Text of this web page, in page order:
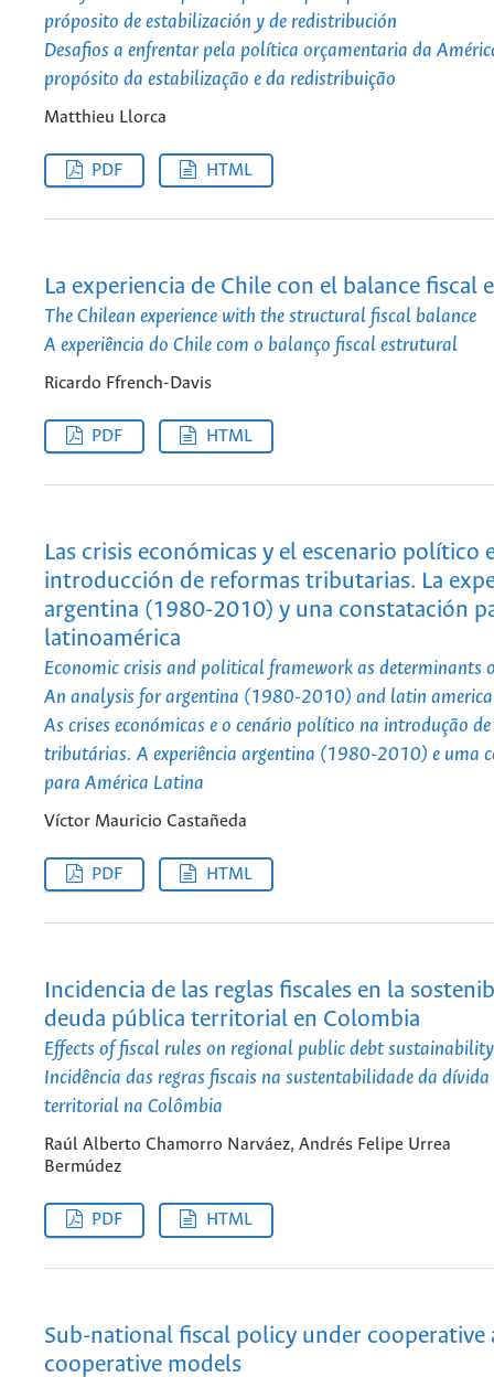
próposito de estabilización y de redistribución
Desafios a enfrentar pela política orçamentaria da
propósito da estabilização e da redistribuição
Matthieu Llorca
PDF HTML
La experiencia de Chile con el balance fiscal
The Chilean experience with the structural fiscal balance
A experiência do Chile com o balanço fiscal estrutural
Ricardo Ffrench-Davis
PDF HTML
Las crisis económicas y el escenario político
introducción de reformas tributarias. La
argentina (1980-2010) y una constatación
latinoamérica
Economic crisis and political framework as determinants
An analysis for argentina (1980-2010) and latin america
As crises económicas e o cenário político na introdução
tributárias. A experiência argentina (1980-2010) e uma
para América Latina
Víctor Mauricio Castañeda
PDF HTML
Incidencia de las reglas fiscales en la
deuda pública territorial en Colombia
Effects of fiscal rules on regional public debt
Incidência das regras fiscais na sustentabilidade da
territorial na Colômbia
Raúl Alberto Chamorro Narváez, Andrés Felipe Urrea
Bermúdez
PDF HTML
Sub-national fiscal policy under cooperative
cooperative models